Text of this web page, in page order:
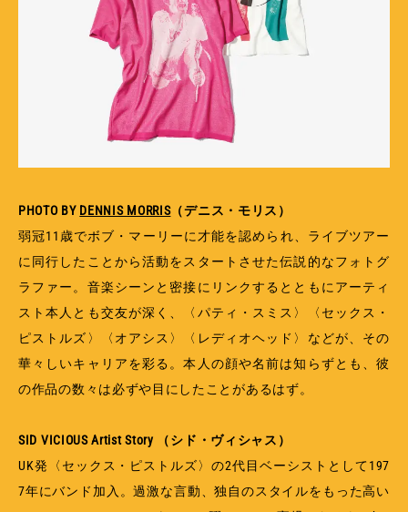
PHOTO BY DENNIS MORRIS（デニス・モリス）
弱冠11歳でボブ・マーリーに才能を認められ、ライブツアー
に同行したことから活動をスタートさせた伝説的なフォトグ
ラファー。音楽シーンと密接にリンクするとともにアーティ
スト本人とも交友が深く、〈パティ・スミス〉〈セックス・
ピストルズ〉〈オアシス〉〈レディオヘッド〉などが、その
華々しいキャリアを彩る。本人の顔や名前は知らずとも、彼
の作品の数々は必ずや目にしたことがあるはず。
SID VICIOUS Artist Story （シド・ヴィシャス）
UK発〈セックス・ピストルズ〉の2代目ベーシストとして197
7年にバンド加入。過激な言動、独自のスタイルをもった高い